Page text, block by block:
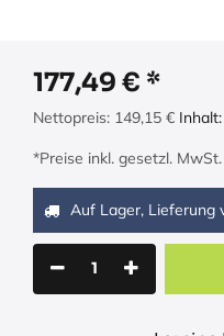
177,49 €
Nettopreis: 149,15 € Inhalt:
*Preise inkl. gesetzl.
Auf Lager, Lieferung